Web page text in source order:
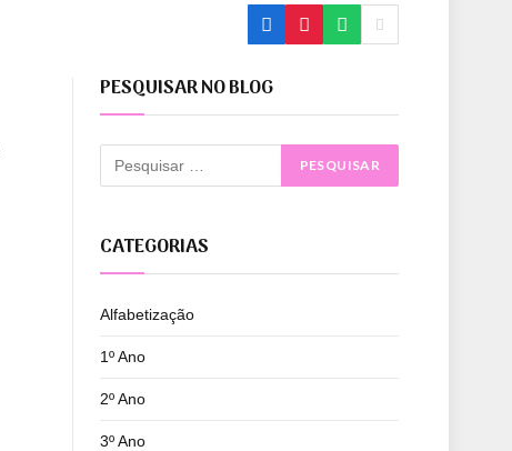
PESQUISAR NO BLOG
CATEGORIAS
Alfabetização
1º Ano
2º Ano
3º Ano